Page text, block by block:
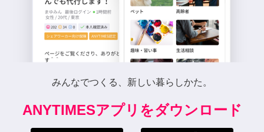
みんなでつくる、新しい暮らしかた。
ANYTIMESアプリをダウンロード